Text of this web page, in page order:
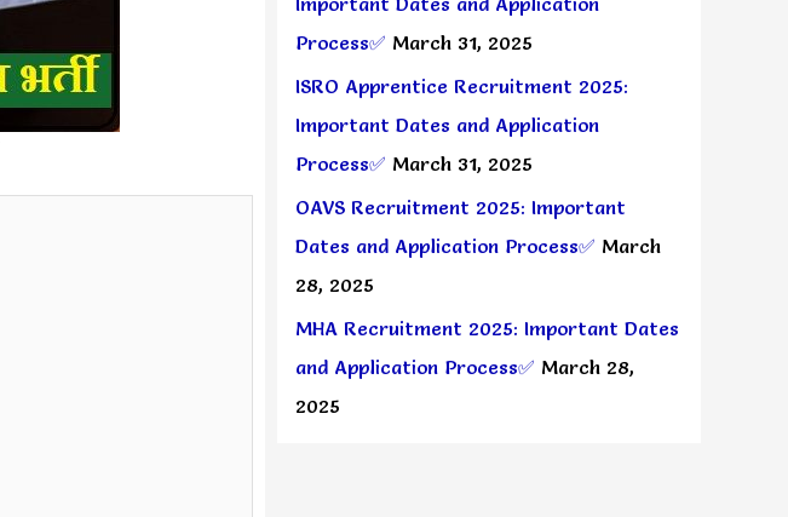
Process✅ March 31, 2025
ISRO Apprentice Recruitment 2025:
Important Dates and Application
Process✅ March 31, 2025
OAVS Recruitment 2025: Important
Dates and Application Process✅ March
28, 2025
MHA Recruitment 2025: Important Dates
and Application Process✅ March 28,
2025